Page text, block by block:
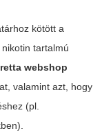
kötött a
tartalmú
webshop
valamint azt, hogy
(pl.